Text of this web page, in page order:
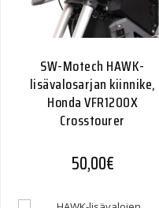
SW-Motech HAWK-
lisävalosarjan kiinnike,
Honda VFR1200X
Crosstourer
50,00€